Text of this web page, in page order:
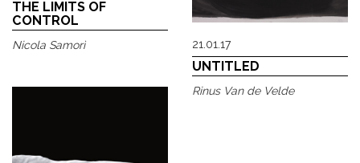
THE LIMITS OF
CONTROL
Nicola Samorì 21.01.17
UNTITLED
Rinus Van de Velde